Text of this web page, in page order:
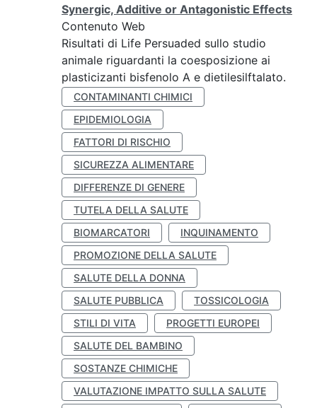
Synergic, Additive or Antagonistic Effects
Contenuto Web
Risultati di Life Persuaded sullo studio
animale riguardanti la coesposizione ai
plasticizanti bisfenolo A e dietilesilftalato.
CONTAMINANTI CHIMICI
EPIDEMIOLOGIA
FATTORI DI RISCHIO
SICUREZZA ALIMENTARE
DIFFERENZE DI GENERE
TUTELA DELLA SALUTE
BIOMARCATORI
INQUINAMENTO
PROMOZIONE DELLA SALUTE
SALUTE DELLA DONNA
SALUTE PUBBLICA
TOSSICOLOGIA
STILI DI VITA
PROGETTI EUROPEI
SALUTE DEL BAMBINO
SOSTANZE CHIMICHE
VALUTAZIONE IMPATTO SULLA SALUTE